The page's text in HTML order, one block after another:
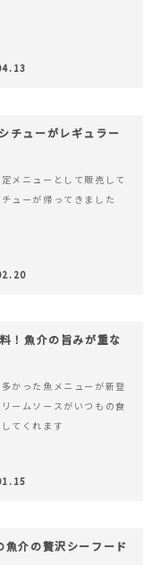
チューがレギュラー
メニューとして販売して
ューが帰ってきました
！魚介の旨みが重な
かった魚メニューが新登
ームソースがいつもの食
てくれます
魚介の贅沢シーフード